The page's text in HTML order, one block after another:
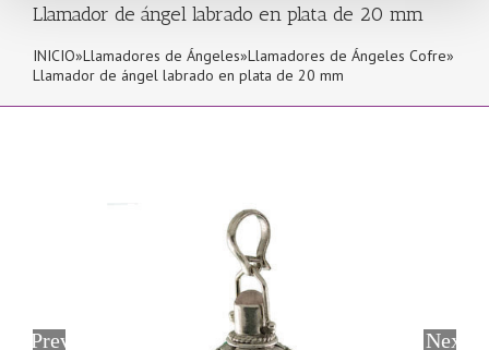
Llamador de ángel labrado en plata de 20 mm
INICIO»Llamadores de Ángeles»Llamadores de Ángeles Cofre»
Llamador de ángel labrado en plata de 20 mm
Previous Next